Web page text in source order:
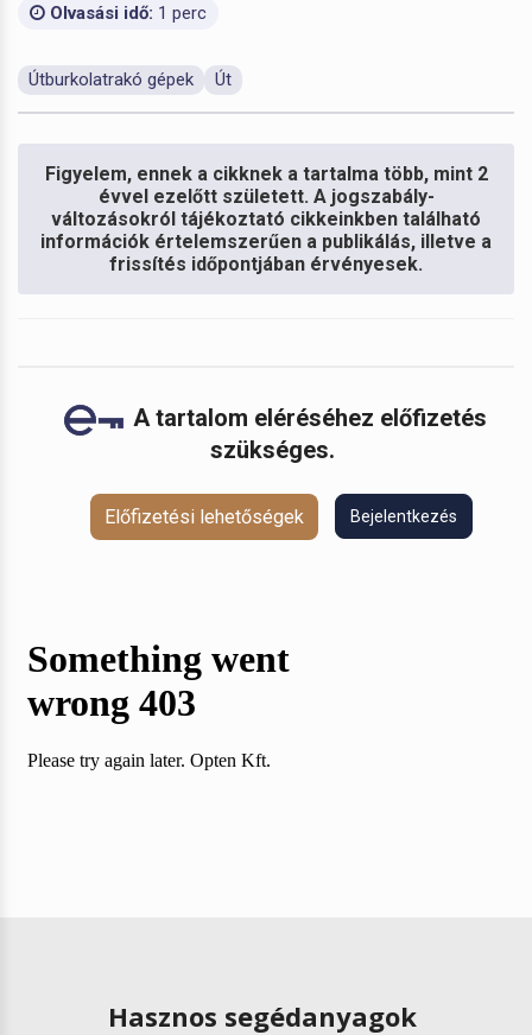
Olvasási idő: 1 perc
Útburkolatrakó gépek Út
Figyelem, ennek a cikknek a tartalma több, mint 2
évvel ezelőtt született. A jogszabály-
változásokról tájékoztató cikkeinkben található
információk értelemszerűen a publikálás, illetve a
frissítés időpontjában érvényesek.
A tartalom eléréséhez előfizetés
szükséges.
Előfizetési lehetőségek Bejelentkezés
Hasznos segédanyagok